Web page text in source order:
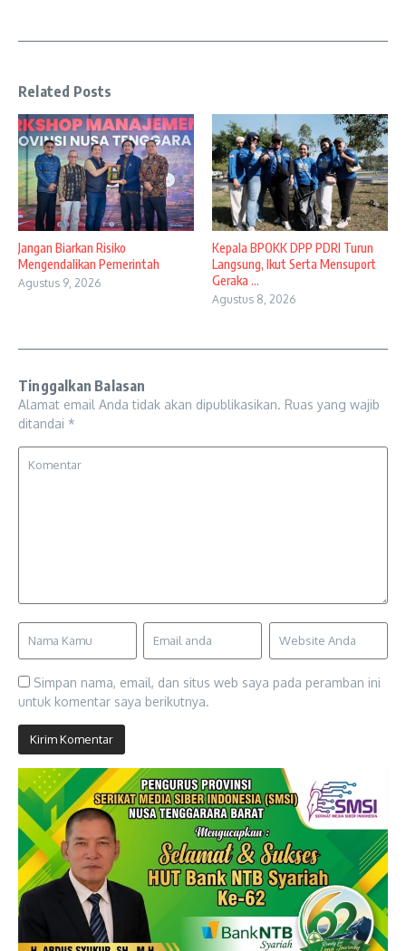
Related Posts
Jangan Biarkan Risiko
Mengendalikan Pemerintah
Agustus 9, 2026
Kepala BPOKK DPP PDRI Turun
Langsung, Ikut Serta Mensuport
Geraka ...
Agustus 8, 2026
Tinggalkan Balasan
Alamat email Anda tidak akan dipublikasikan. Ruas yang wajib
ditandai *
Simpan nama, email, dan situs web saya pada peramban ini
untuk komentar saya berikutnya.